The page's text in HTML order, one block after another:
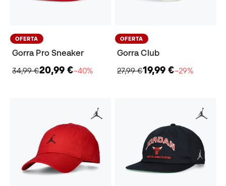
OFERTA
Gorra Pro Sneaker
34,99 €20,99 €−40%
OFERTA
Gorra Club
27,99 €19,99 €−29%